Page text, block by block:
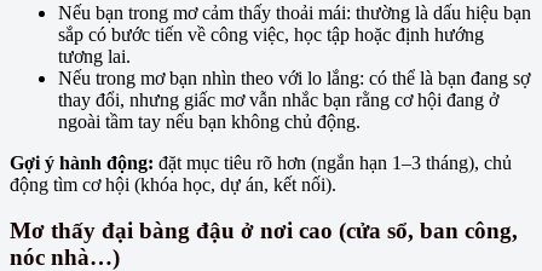
Nếu bạn trong mơ cảm thấy thoải mái: thường là dấu hiệu bạn
sắp có bước tiến về công việc, học tập hoặc định hướng
tương lai.
Nếu trong mơ bạn nhìn theo với lo lắng: có thể là bạn đang sợ
thay đổi, nhưng giấc mơ vẫn nhắc bạn rằng cơ hội đang ở
ngoài tầm tay nếu bạn không chủ động.
Gợi ý hành động: đặt mục tiêu rõ hơn (ngắn hạn 1–3 tháng), chủ
động tìm cơ hội (khóa học, dự án, kết nối).
Mơ thấy đại bàng đậu ở nơi cao (cửa sổ, ban công,
nóc nhà…)